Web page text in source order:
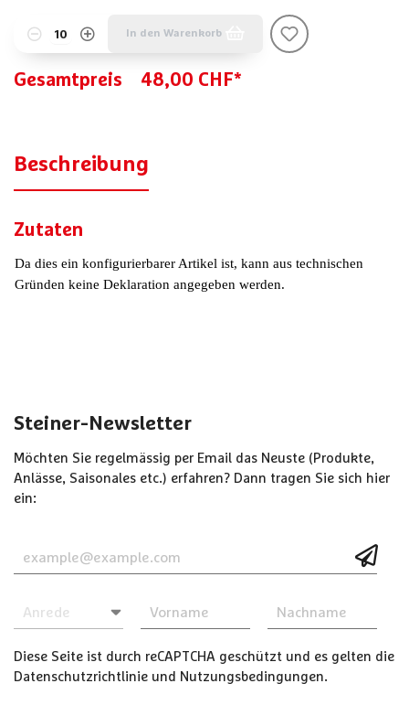
Gesamtpreis 48,00 CHF*
In den Warenkorb
Beschreibung
Zutaten
Da dies ein konfigurierbarer Artikel ist, kann aus technischen
Gründen keine Deklaration angegeben werden.
Steiner-Newsletter
Möchten Sie regelmässig per Email das Neuste (Produkte,
Anlässe, Saisonales etc.) erfahren? Dann tragen Sie sich hier
ein:
Diese Seite ist durch reCAPTCHA geschützt und es gelten die
Datenschutzrichtlinie und Nutzungsbedingungen.